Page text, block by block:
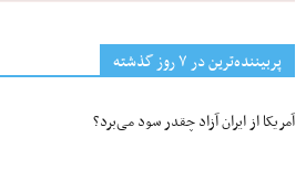
پربیننده‌ترین‌ در ۷ روز گذشته
آمریکا از ایران آزاد چقدر سود می‌برد؟